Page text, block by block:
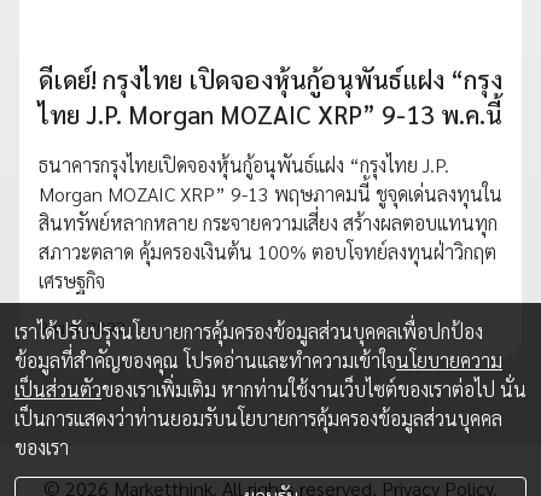
ดีเดย์! กรุงไทย เปิดจองหุ้นกู้อนุพันธ์แฝง “กรุง
ไทย J.P. Morgan MOZAIC XRP” 9-13 พ.ค.นี้
ธนาคารกรุงไทยเปิดจองหุ้นกู้อนุพันธ์แฝง “กรุงไทย J.P.
Morgan MOZAIC XRP” 9-13 พฤษภาคมนี้ ชูจุดเด่นลงทุนใน
สินทรัพย์หลากหลาย กระจายความเสี่ยง สร้างผลตอบแทนทุก
สภาวะตลาด คุ้มครองเงินต้น 100% ตอบโจทย์ลงทุนฝ่าวิกฤต
เศรษฐกิจ
9 พ.ค. 2022
© 2026 Marketthink. All rights reserved. Privacy Policy.
เราได้ปรับปรุงนโยบายการคุ้มครองข้อมูลส่วนบุคคลเพื่อปกป้อง
ข้อมูลที่สำคัญของคุณ โปรดอ่านและทำความเข้าใจนโยบายความ
เป็นส่วนตัวของเราเพิ่มเติม หากท่านใช้งานเว็บไซต์ของเราต่อไป นั่น
เป็นการแสดงว่าท่านยอมรับนโยบายการคุ้มครองข้อมูลส่วนบุคคล
ของเรา